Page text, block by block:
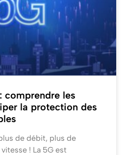
comprendre les
la protection des
de débit, plus de
! La 5G est